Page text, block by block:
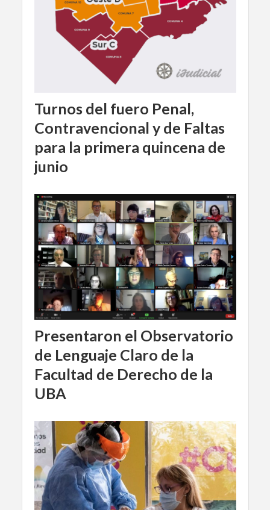
Turnos del fuero Penal,
Contravencional y de Faltas
para la primera quincena de
junio
Presentaron el Observatorio
de Lenguaje Claro de la
Facultad de Derecho de la
UBA